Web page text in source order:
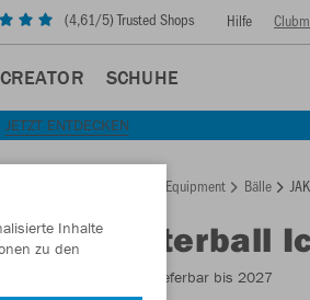
(4,61/5) Trusted Shops Hilfe
SCHUHE
JETZT ENTDECKEN
Equipment Bälle
JAKOWinterball
- Lieferbar bis 2027
Inhalte
zu den